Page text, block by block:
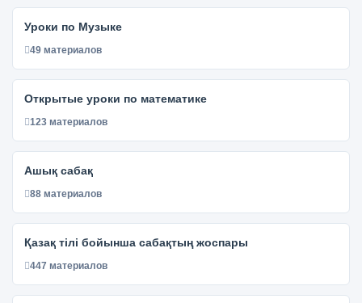
Уроки по Музыке
49 материалов
Открытые уроки по математике
123 материалов
Ашық сабақ
88 материалов
Қазақ тілі бойынша сабақтың жоспары
447 материалов